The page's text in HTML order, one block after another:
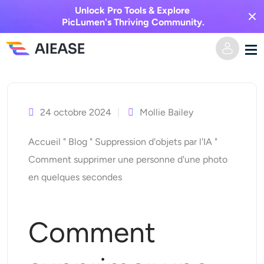
Unlock Pro Tools & Explore
PicLumen's Thriving Community.
Vidéo IA
Texte en vidéo
De l’image à la vidéo
Générateur de baisers IA
Effets vidéo
Image IA
Texte en image
content
24 octobre 2024 Mollie Bailey
Accueil " Blog " Suppression d'objets par l'IA "
Comment supprimer une personne d'une photo
en quelques secondes
Comment